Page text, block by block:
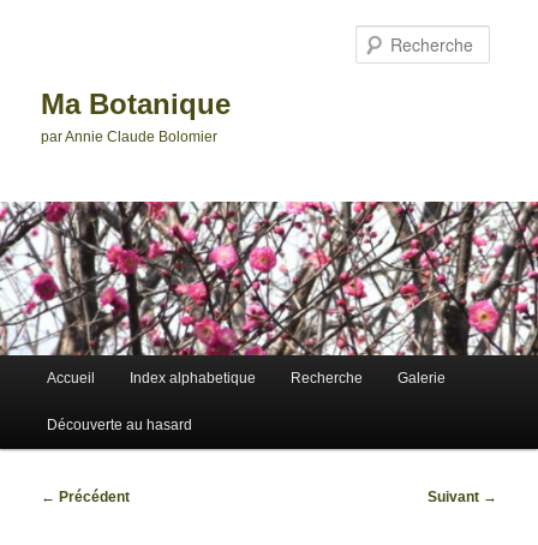
Ma Botanique
par Annie Claude Bolomier
Accueil Index alphabetique Recherche Galerie
Découverte au hasard
Navigation
← Précédent Suivant →